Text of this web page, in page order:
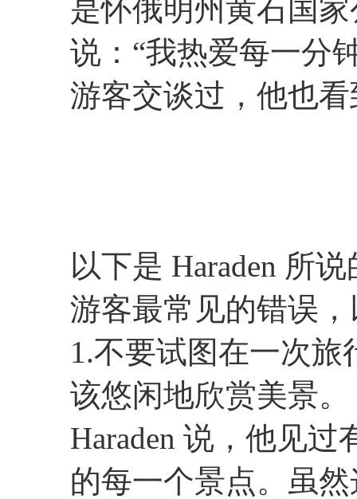
是怀俄明州黄石国
说：“我热爱每一分
游客交谈过，他也
以下是 Haraden 所
游客最常见的错误
1.不要试图在一次
该悠闲地欣赏美景。
Haraden 说，他见
的每一个景点。虽